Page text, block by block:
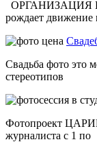
ОРГАНИЗАЦИЯ
рождает движение
Свадьба фото это
стереотипов
Фотопроект
журналиста с 1 по